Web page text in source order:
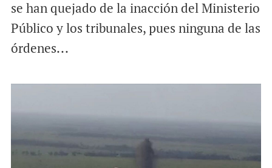
se han quejado de la inacción del Ministerio
Público y los tribunales, pues ninguna de las
órdenes...